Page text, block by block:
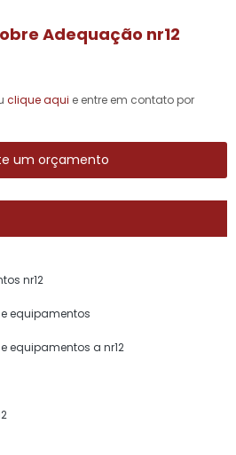
Adequação nr12
clique aqui e entre em contato por
um orçamento
nr12
equipamentos
equipamentos a nr12